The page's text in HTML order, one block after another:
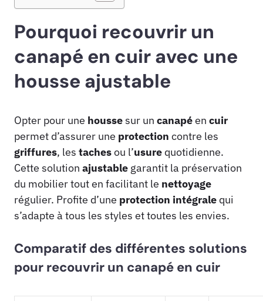
Pourquoi recouvrir un
canapé en cuir avec une
housse ajustable
Opter pour une houssesur un canapéen cuir
permet d’assurer une protection contre les
griffures, les tachesou l’usure quotidienne.
Cette solution ajustable garantit la préservation
du mobilier tout en facilitant le nettoyage
régulier. Profite d’une protection intégrale qui
s’adapte à tous les styles et toutes les envies.
Comparatif des différentes solutions
pour recouvrir un canapé en cuir